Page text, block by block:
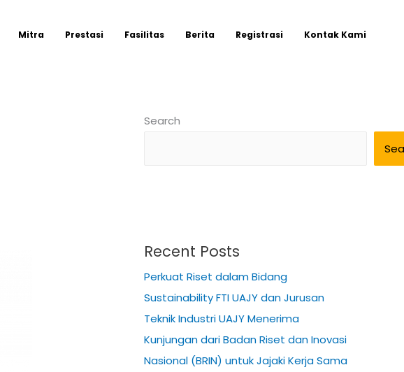
Mitra Prestasi Fasilitas Berita Registrasi Kontak Kami
Search
Recent Posts
Perkuat Riset dalam Bidang
Sustainability FTI UAJY dan Jurusan
Teknik Industri UAJY Menerima
Kunjungan dari Badan Riset dan Inovasi
Nasional (BRIN) untuk Jajaki Kerja Sama